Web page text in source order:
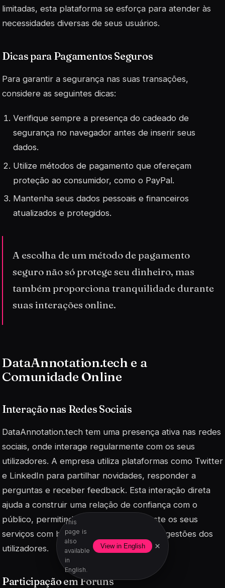
This
page is
also
available
in
English.
View in English ×
limitadas, esta plataforma se esforça para atender às
necessidades diversas de seus usuários.
Dicas para Pagamentos Seguros
Para garantir a segurança nas suas transações,
considere as seguintes dicas:
Verifique sempre a presença do cadeado de
segurança no navegador antes de inserir seus
dados.
Utilize métodos de pagamento que ofereçam
proteção ao consumidor, como o PayPal.
Mantenha seus dados pessoais e financeiros
atualizados e protegidos.
A escolha de um método de pagamento
seguro não só protege seu dinheiro, mas
também proporciona tranquilidade durante
suas interações online.
DataAnnotation.tech e a
Comunidade Online
Interação nas Redes Sociais
DataAnnotation.tech tem uma presença ativa nas redes
sociais, onde interage regularmente com os seus
utilizadores. A empresa utiliza plataformas como Twitter
e LinkedIn para partilhar novidades, responder a
perguntas e receber feedback. Esta interação direta
ajuda a construir uma relação de confiança com o
público, permitindo que a empresa ajuste os seus
serviços com base nas necessidades e sugestões dos
utilizadores.
Participação em Fóruns